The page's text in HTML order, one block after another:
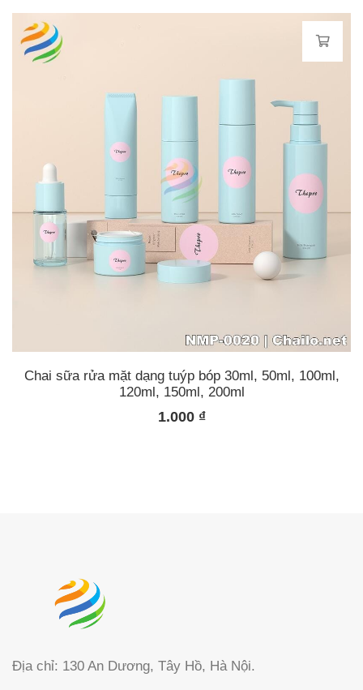
Chai sữa rửa mặt dạng tuýp bóp 30ml, 50ml, 100ml,
120ml, 150ml, 200ml
1.000 ₫
Địa chỉ: 130 An Dương, Tây Hồ, Hà Nội.